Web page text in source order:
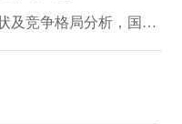
下一篇：离型膜行业市场现状及竞争格局分析，国内企业加速布局产能